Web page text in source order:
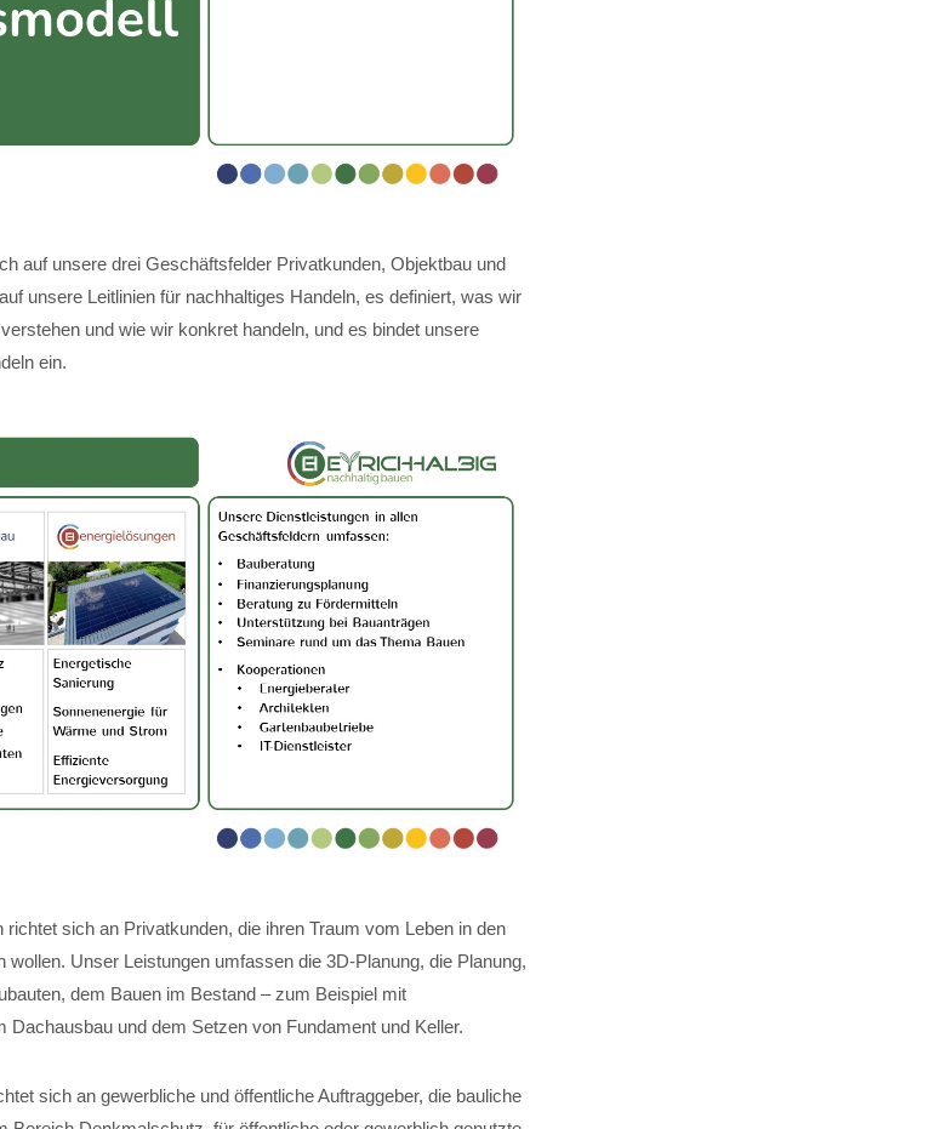
auf unsere drei Geschäftsfelder Privatkunden, Objektbau und
unsere Leitlinien für nachhaltiges Handeln, es definiert, was wir
und wie wir konkret handeln, und es bindet unsere
ein.
sich an Privatkunden, die ihren Traum vom Leben in den
wollen. Unser Leistungen umfassen die 3D-Planung, die Planung,
dem Bauen im Bestand – zum Beispiel mit
Dachausbau und dem Setzen von Fundament und Keller.
sich an gewerbliche und öffentliche Auftraggeber, die bauliche